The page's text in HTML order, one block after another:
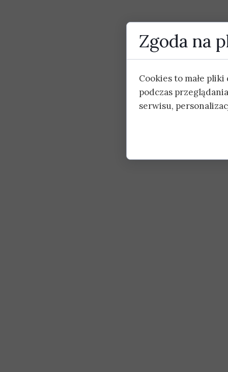
Zgoda na
Cookies to małe
podczas
serwisu,